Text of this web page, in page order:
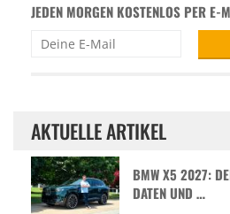
JEDEN MORGEN KOSTENLOS PER E-
AKTUELLE ARTIKEL
BMW X5 2027:
ATEN UND …